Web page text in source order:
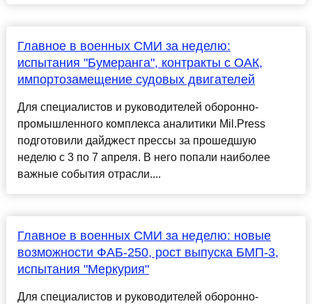
Главное в военных СМИ за неделю:
испытания "Бумеранга", контракты с ОАК,
импортозамещение судовых двигателей
Для специалистов и руководителей оборонно-
промышленного комплекса аналитики Mil.Press
подготовили дайджест прессы за прошедшую
неделю с 3 по 7 апреля. В него попали наиболее
важные события отрасли....
Главное в военных СМИ за неделю: новые
возможности ФАБ-250, рост выпуска БМП-3,
испытания "Меркурия"
Для специалистов и руководителей оборонно-